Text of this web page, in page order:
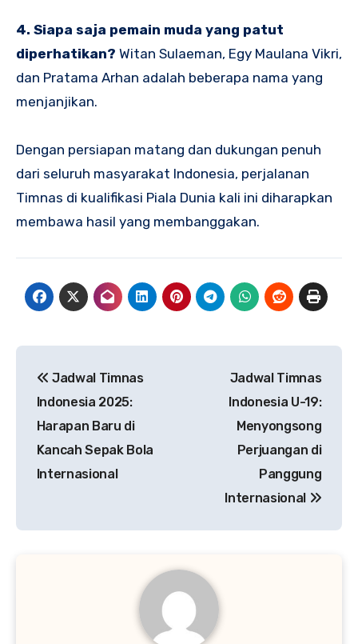
4. Siapa saja pemain muda yang patut
diperhatikan? Witan Sulaeman, Egy Maulana Vikri,
dan Pratama Arhan adalah beberapa nama yang
menjanjikan.
Dengan persiapan matang dan dukungan penuh
dari seluruh masyarakat Indonesia, perjalanan
Timnas di kualifikasi Piala Dunia kali ini diharapkan
membawa hasil yang membanggakan.
pos
Jadwal Timnas
Indonesia 2025:
Harapan Baru di
Kancah Sepak Bola
Internasional
Jadwal Timnas
Indonesia U-19:
Menyongsong
Perjuangan di
Panggung
Internasional